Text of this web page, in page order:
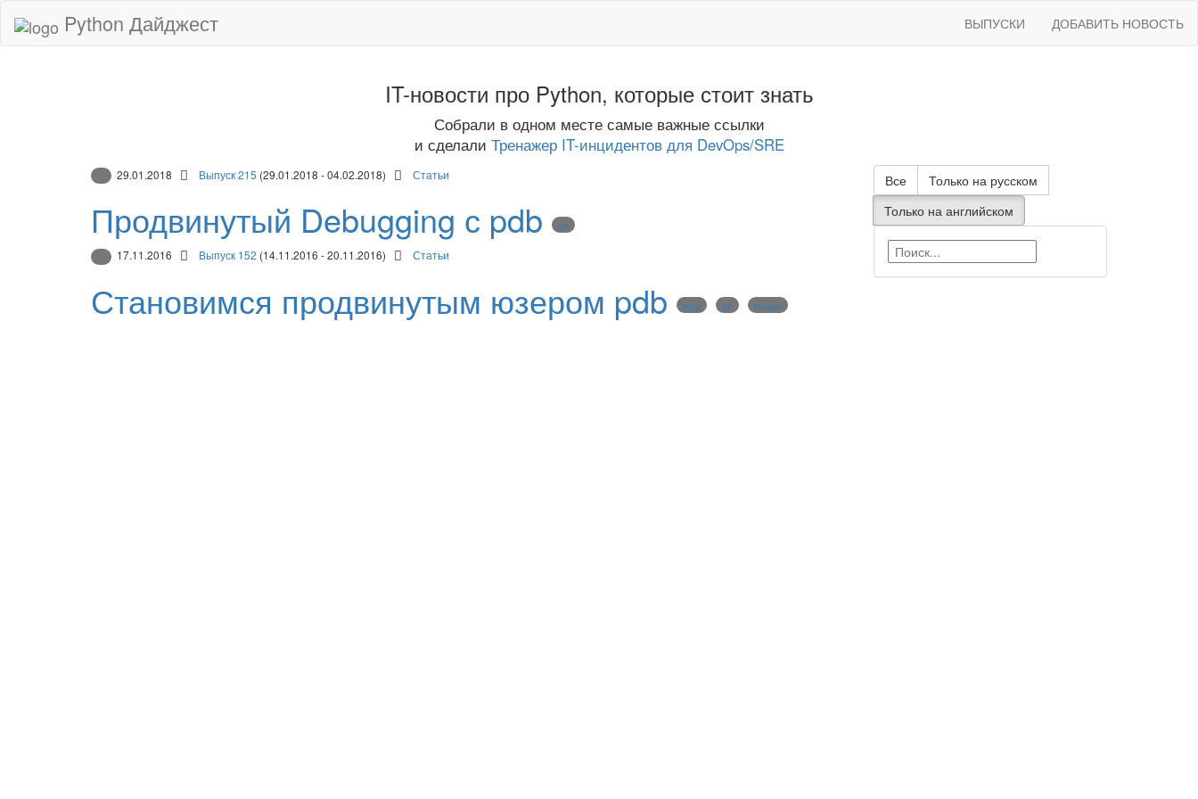
Python Дайджест ВЫПУСКИ ДОБАВИТЬ НОВОСТЬ
IT-новости про Python, которые стоит знать
Собрали в одном месте самые важные ссылки
и сделали Тренажер IT-инцидентов для DevOps/SRE
29.01.2018 Выпуск 215 (29.01.2018 - 04.02.2018) Статьи
Продвинутый Debugging с pdb pdb
17.11.2016 Выпуск 152 (14.11.2016 - 20.11.2016) Статьи
Становимся продвинутым юзером pdb debug pdb debugger
Все
Только на русском
Только на английском